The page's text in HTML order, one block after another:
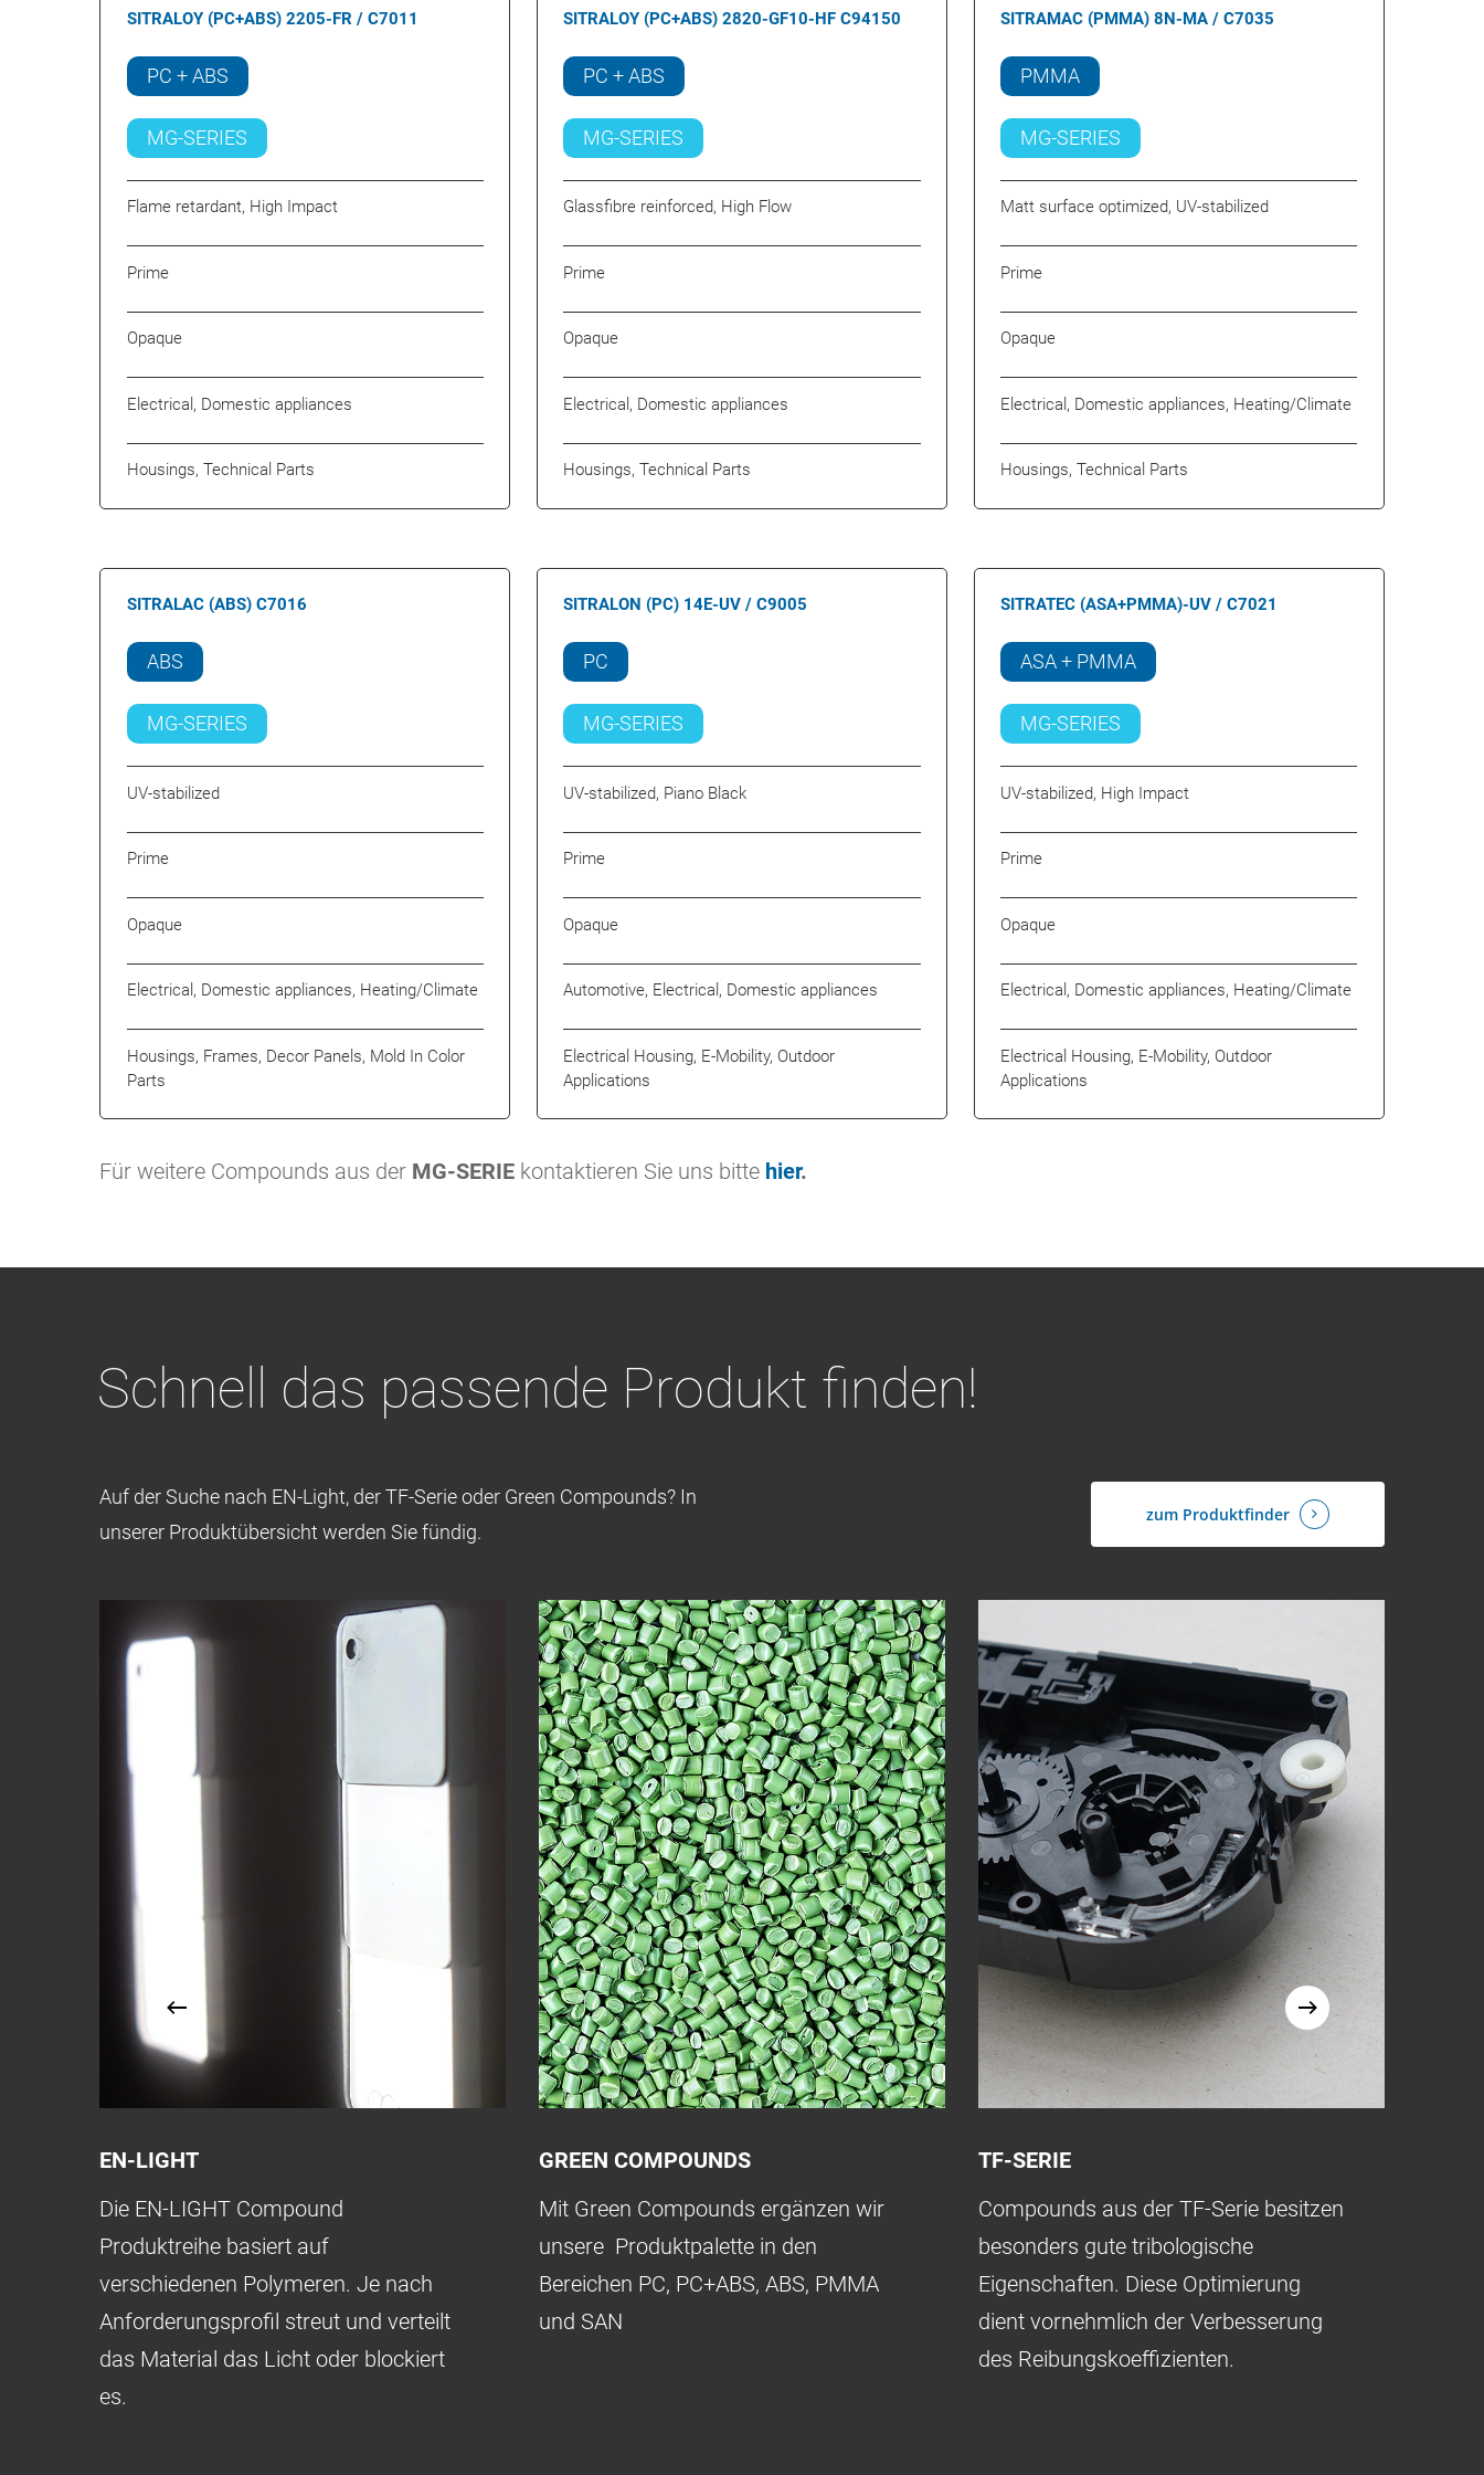
SITRALOY (PC+ABS) 2205-FR / C7011
PC + ABS
MG-SERIES
Flame retardant, High Impact
Prime
Opaque
Electrical, Domestic appliances
Housings, Technical Parts
SITRALOY (PC+ABS) 2820-GF10-HF C94150
PC + ABS
MG-SERIES
Glassfibre reinforced, High Flow
Prime
Opaque
Electrical, Domestic appliances
Housings, Technical Parts
SITRAMAC (PMMA) 8N-MA / C7035
PMMA
MG-SERIES
Matt surface optimized, UV-stabilized
Prime
Opaque
Electrical, Domestic appliances, Heating/Climate
Housings, Technical Parts
SITRALAC (ABS) C7016
ABS
MG-SERIES
UV-stabilized
Prime
Opaque
Electrical, Domestic appliances, Heating/Climate
Housings, Frames, Decor Panels, Mold In Color
Parts
SITRALON (PC) 14E-UV / C9005
PC
MG-SERIES
UV-stabilized, Piano Black
Prime
Opaque
Automotive, Electrical, Domestic appliances
Electrical Housing, E-Mobility, Outdoor
Applications
SITRATEC (ASA+PMMA)-UV / C7021
ASA + PMMA
MG-SERIES
UV-stabilized, High Impact
Prime
Opaque
Electrical, Domestic appliances, Heating/Climate
Electrical Housing, E-Mobility, Outdoor
Applications
Für weitere Compounds aus der MG-SERIE kontaktieren Sie uns bitte hier.
Schnell das passende Produkt finden!
Auf der Suche nach EN-Light, der TF-Serie oder Green Compounds? In
unserer Produktübersicht werden Sie fündig.
zum Produktfinder
EN-LIGHT
Die EN-LIGHT Compound
Produktreihe basiert auf
verschiedenen Polymeren. Je nach
Anforderungsprofil streut und verteilt
das Material das Licht oder blockiert
es.
GREEN COMPOUNDS
Mit Green Compounds ergänzen wir
unsere Produktpalette in den
Bereichen PC, PC+ABS, ABS, PMMA
und SAN
TF-SERIE
Compounds aus der TF-Serie besitzen
besonders gute tribologische
Eigenschaften. Diese Optimierung
dient vornehmlich der Verbesserung
des Reibungskoeffizienten.